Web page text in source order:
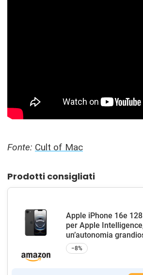
Fonte: Cult of Mac
Prodotti consigliati
Apple iPhone 16e
per Apple
un’autonomia
−8%